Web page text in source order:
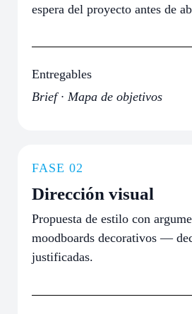
espera del proyecto antes de
Entregables
Brief · Mapa de objetivos
FASE 02
Dirección visual
Propuesta de estilo con
moodboards decorativos —
justificadas.